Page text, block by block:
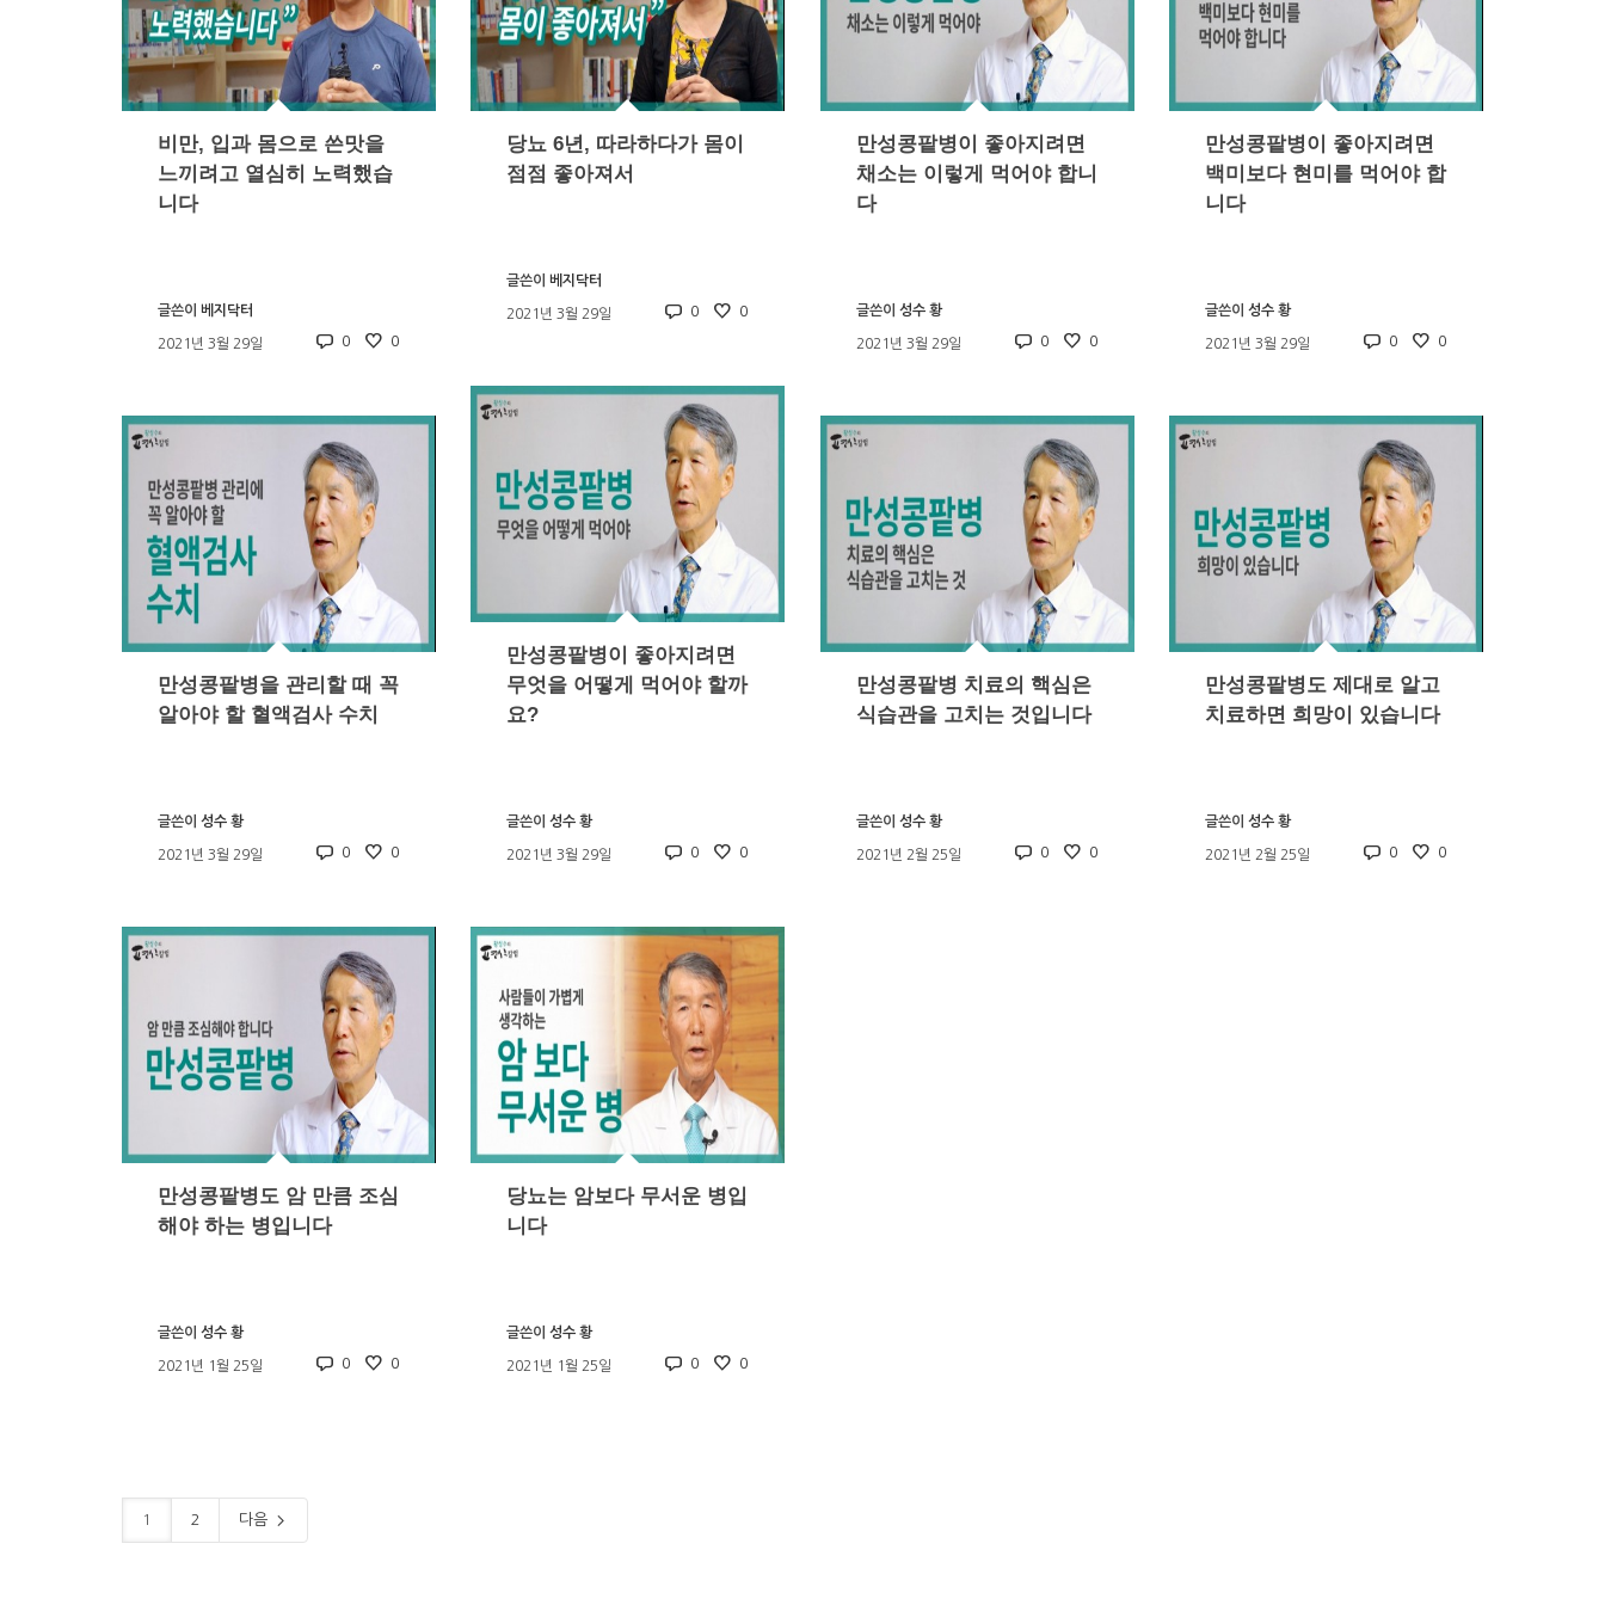
비만, 입과 몸으로 쓴맛을
느끼려고 열심히 노력했습
니다
2021년 3월 29일
글쓴이 베지닥터
0 0
당뇨 6년, 따라하다가 몸이
점점 좋아져서
2021년 3월 29일
글쓴이 베지닥터
0 0
만성콩팥병이 좋아지려면
채소는 이렇게 먹어야 합니
다
2021년 3월 29일
글쓴이 성수 황
0 0
만성콩팥병이 좋아지려면
백미보다 현미를 먹어야 합
니다
2021년 3월 29일
글쓴이 성수 황
0 0
만성콩팥병이 좋아지려면
무엇을 어떻게 먹어야 할까
요?
2021년 3월 29일
글쓴이 성수 황
0 0
만성콩팥병을 관리할 때 꼭
알아야 할 혈액검사 수치
2021년 3월 29일
글쓴이 성수 황
0 0
만성콩팥병 치료의 핵심은
식습관을 고치는 것입니다
2021년 2월 25일
글쓴이 성수 황
0 0
만성콩팥병도 제대로 알고
치료하면 희망이 있습니다
2021년 2월 25일
글쓴이 성수 황
0 0
만성콩팥병도 암 만큼 조심
해야 하는 병입니다
2021년 1월 25일
글쓴이 성수 황
0 0
당뇨는 암보다 무서운 병입
니다
2021년 1월 25일
글쓴이 성수 황
0 0
1 2 다음